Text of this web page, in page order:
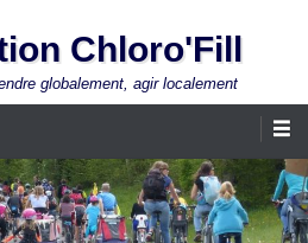
Chloro'Fill
globalement, agir localement